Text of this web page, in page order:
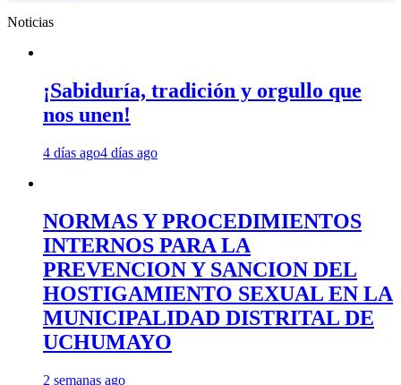
Noticias
¡Sabiduría, tradición y orgullo que
nos unen!
4 días ago4 días ago
NORMAS Y PROCEDIMIENTOS
INTERNOS PARA LA
PREVENCION Y SANCION DEL
HOSTIGAMIENTO SEXUAL EN LA
MUNICIPALIDAD DISTRITAL DE
UCHUMAYO
2 semanas ago